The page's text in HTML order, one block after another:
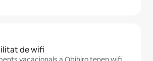
de wifi